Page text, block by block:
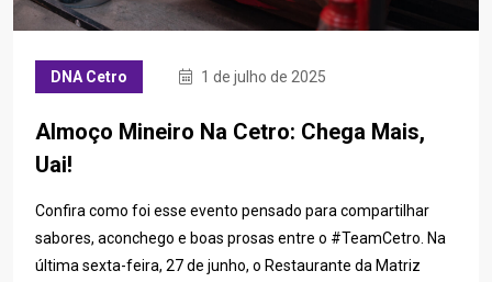
DNA Cetro 1 de julho de 2025
Almoço Mineiro Na Cetro: Chega Mais,
Uai!
Confira como foi esse evento pensado para compartilhar
sabores, aconchego e boas prosas entre o #TeamCetro. Na
última sexta-feira, 27 de junho, o Restaurante da Matriz